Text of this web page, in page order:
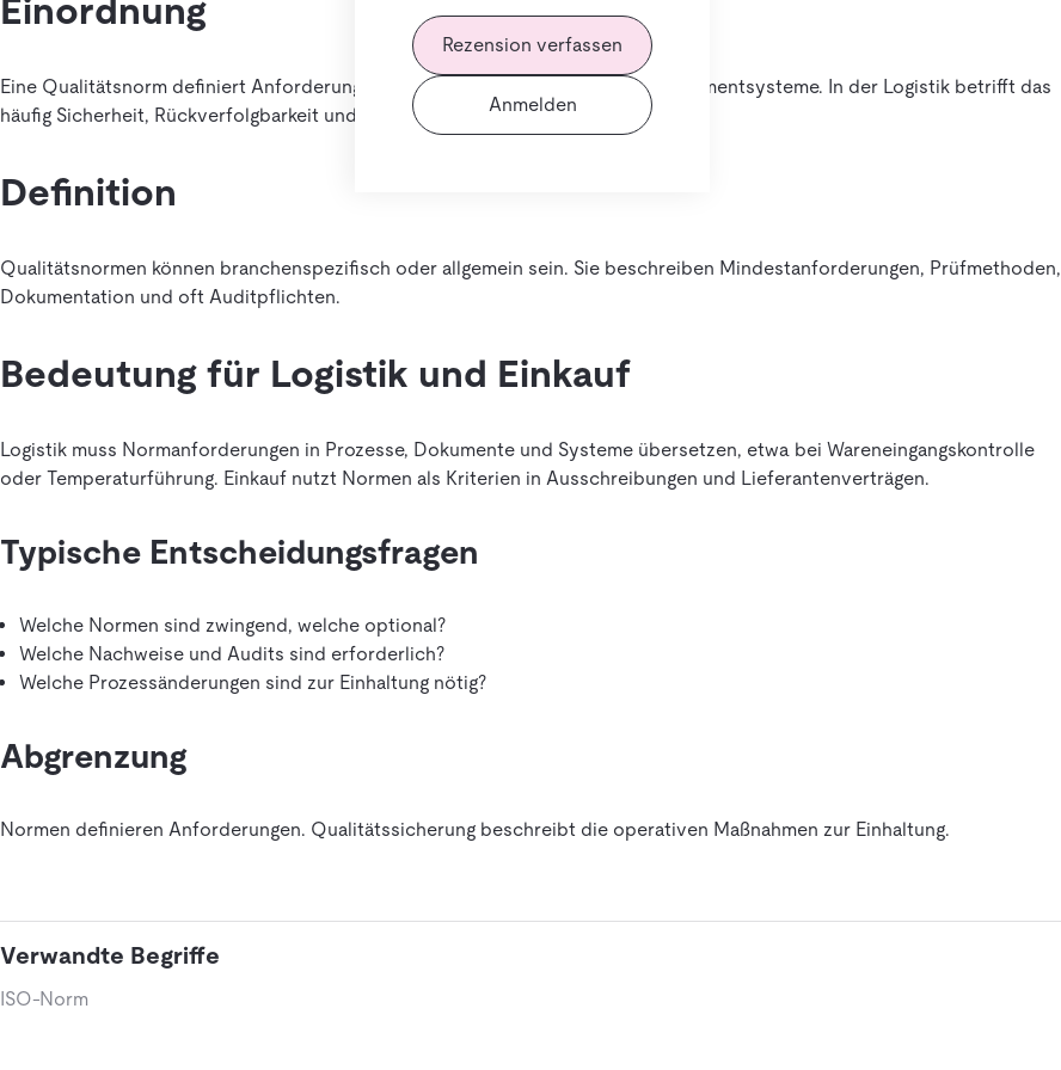
Rezension verfassen
Anmelden
Einordnung
Eine Qualitätsnorm definiert Anforderungen an Produkte, Prozesse oder Managementsysteme. In der Logistik betrifft das
häufig Sicherheit, Rückverfolgbarkeit und Prozessstabilität.
Definition
Qualitätsnormen können branchenspezifisch oder allgemein sein. Sie beschreiben Mindestanforderungen, Prüfmethoden,
Dokumentation und oft Auditpflichten.
Bedeutung für Logistik und Einkauf
Logistik muss Normanforderungen in Prozesse, Dokumente und Systeme übersetzen, etwa bei Wareneingangskontrolle
oder Temperaturführung. Einkauf nutzt Normen als Kriterien in Ausschreibungen und Lieferantenverträgen.
Typische Entscheidungsfragen
Welche Normen sind zwingend, welche optional?
Welche Nachweise und Audits sind erforderlich?
Welche Prozessänderungen sind zur Einhaltung nötig?
Abgrenzung
Normen definieren Anforderungen. Qualitätssicherung beschreibt die operativen Maßnahmen zur Einhaltung.
Verwandte Begriffe
ISO-Norm